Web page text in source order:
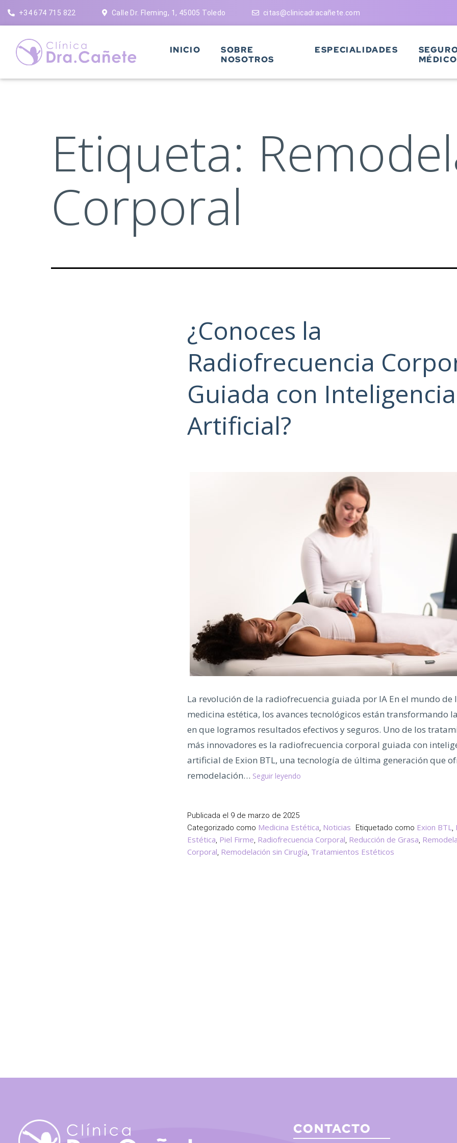
+34 674 715 822 Calle Dr. Fleming, 1, 45005 Toledo citas@clinicadracañete.com
INICIO
SOBRE
NOSOTROS
ESPECIALIDADES
Etiqueta:
Corporal
¿Conoces la
Radiofrecuencia
Guiada con Inteligencia
Artificial?
La revolución de la radiofrecuencia guiada por IA En el mundo de
medicina estética, los avances tecnológicos están transformando
en que logramos resultados efectivos y seguros. Uno de los
más innovadores es la radiofrecuencia corporal guiada con
artificial de Exion BTL, una tecnología de última generación que
remodelación… Seguir leyendo
Guiada
con
Inteligencia
Publicada el 9 de marzo de 2025
Categorizado como Medicina Estética, Noticias Etiquetado como Exion BTL,
Estética, Piel Firme, Radiofrecuencia Corporal, Reducción de Grasa,
Corporal, Remodelación sin Cirugía, Tratamientos Estéticos
CONTACTO